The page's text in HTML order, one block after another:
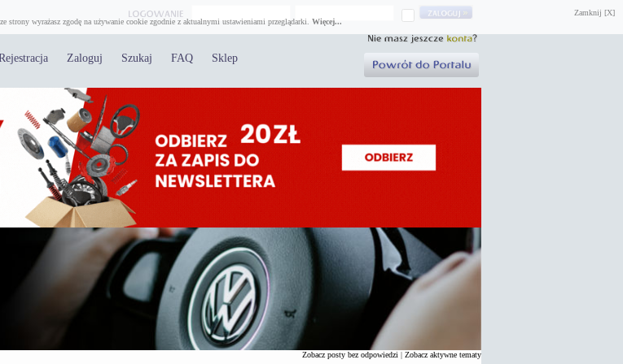
Zamknij [X]
wyrażasz zgodę na używanie cookie zgodnie z aktualnymi ustawieniami przeglądarki. Więcej...
Zaloguj Szukaj FAQ Sklep
Zobacz posty bez odpowiedzi | Zobacz aktywne tematy